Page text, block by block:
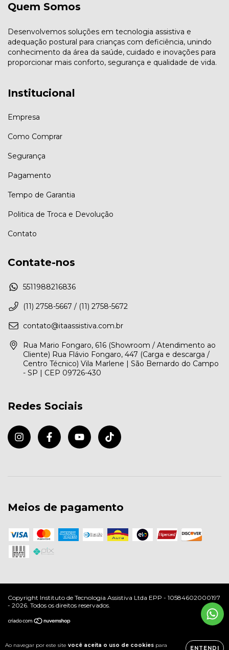
Ao navegar por este site você aceita o uso de cookies para
ENTENDI
Quem Somos
Desenvolvemos soluções em tecnologia assistiva e
adequação postural para crianças com deficiência, unindo
conhecimento da área da saúde, cuidado e inovações para
proporcionar mais conforto, segurança e qualidade de vida.
Institucional
Empresa
Como Comprar
Segurança
Pagamento
Tempo de Garantia
Politica de Troca e Devolução
Contato
Contate-nos
5511988216836
(11) 2758-5667 / (11) 2758-5672
contato@itaassistiva.com.br
Rua Mario Fongaro, 616 (Showroom / Atendimento ao
Cliente) Rua Flávio Fongaro, 447 (Carga e descarga /
Centro Técnico) Vila Marlene | São Bernardo do Campo
- SP | CEP 09726-430
Redes Sociais
Meios de pagamento
Copyright Instituto de Tecnologia Assistiva Ltda EPP - 10584602000197
- 2026. Todos os direitos reservados.